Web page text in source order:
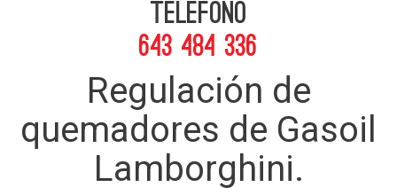
telefono
643 484 336
Regulación de
quemadores de Gasoil
Lamborghini.